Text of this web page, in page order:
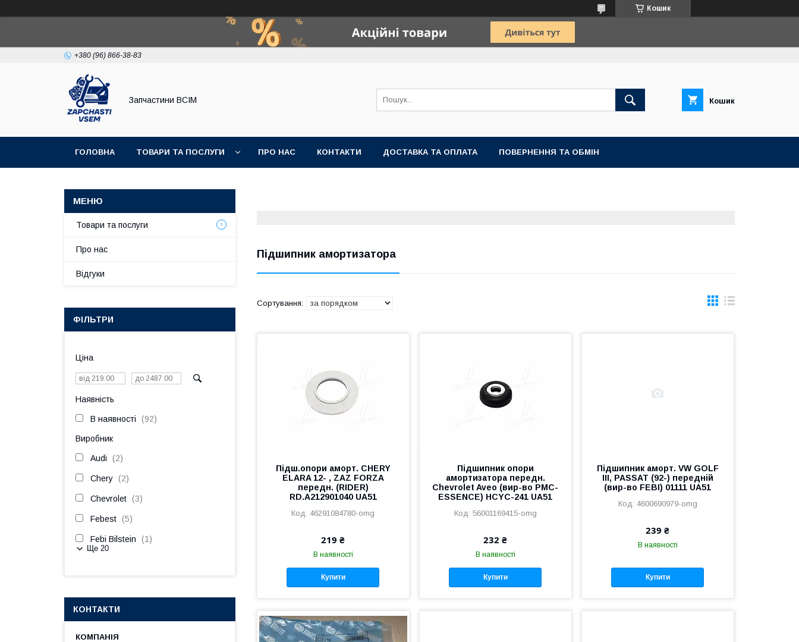
Кошик
+380 (96) 866-38-83
Запчастини ВСІМ Кошик
ГОЛОВНА ТОВАРИ ТА ПОСЛУГИ ПРО НАС КОНТАКТИ ДОСТАВКА ТА ОПЛАТА ПОВЕРНЕННЯ ТА ОБМІН
Підшипник амортизатора
Підш.опори аморт. CHERY
ELARA 12- , ZAZ FORZA
передн. (RIDER)
RD.A212901040 UA51
46291084780-omg
219 ₴
В наявності
Купити
Підшипник опори
амортизатора передн.
Chevrolet Aveo (вир-во PMC-
ESSENCE) HCYC-241 UA51
56001169415-omg
232 ₴
В наявності
Купити
Підшипник аморт. VW GOLF
III, PASSAT (92-) передній
(вир-во FEBI) 01111 UA51
4600690979-omg
239 ₴
В наявності
Купити
Товари та послуги
Про нас
Відгуки
ФІЛЬТРИ
Ціна
Наявність
В наявності 92
Виробник
Audi 2
Chery 2
Chevrolet 3
Febest 5
Febi Bilstein 1
Ще 20
КОНТАКТИ